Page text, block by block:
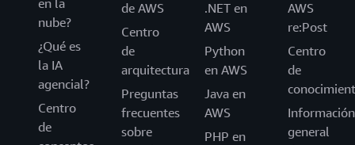
nube?
¿Qué es
la IA
agencial?
Centro
de
de AWS
Centro
de
arquitectura
Preguntas
frecuentes
sobre
.NET en
AWS
Python
en AWS
Java en
AWS
PHP en
AWS
re:Post
Centro
de
Información
general